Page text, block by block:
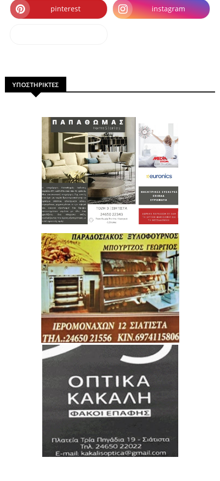
pinterest instagram
ΥΠΟΣΤΗΡΙΚΤΕΣ